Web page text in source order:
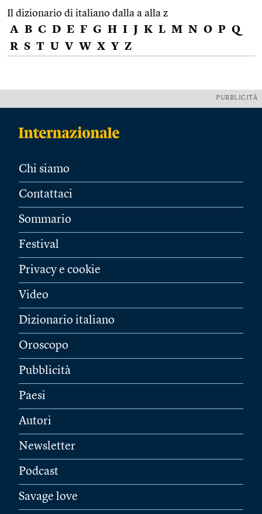
Il dizionario di italiano dalla a alla z
A B C D E F G H I J K L M N O P Q
R S T U V W X Y Z
PUBBLICITÀ
Chi siamo
Contattaci
Sommario
Festival
Privacy e cookie
Video
Dizionario italiano
Oroscopo
Pubblicità
Paesi
Autori
Newsletter
Podcast
Savage love